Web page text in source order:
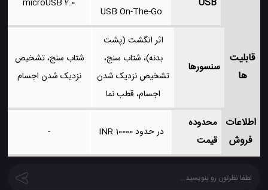
USB On-The-Go
microUSB 2.0
قابلیت
ها
سنسورها
اثر انگشت (پشت
بدنه)، شتاب سنج،
تشخیص نزدیک شدن
اجسام، قطب نما
شتاب سنج، تشخیص
نزدیک شدن اجسام
اطلاعات
فروش
محدوده
قیمت
در حدود 10000 INR -